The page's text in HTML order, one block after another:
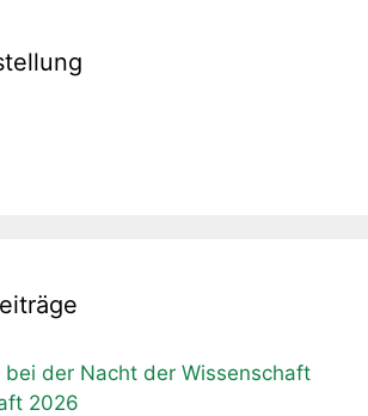
bei der Nacht der Wissenschaft
2026